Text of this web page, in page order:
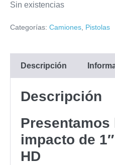
Sin existencias
Categorías: Camiones, Pistolas
Descripción
Descripción
impacto de
HD